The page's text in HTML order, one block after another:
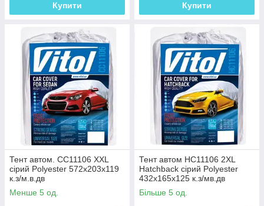
Купити Купити
Тент автом. CC11106 XXL
сірий Polyester 572х203х119
к.з/м.в.дв
Менше 5 од.
Тент автом HC11106 2XL
Hatchback сірий Polyester
432х165х125 к.з/мв.дв
Більше 5 од.